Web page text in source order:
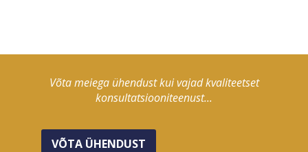
Võta meiega ühendust kui vajad kvaliteetset
konsultatsiooniteenust...
VÕTA ÜHENDUST